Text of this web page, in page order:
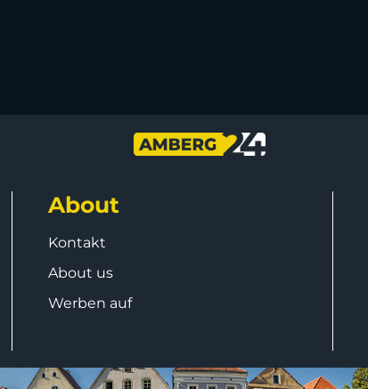
About
Kontakt
About us
Werben auf